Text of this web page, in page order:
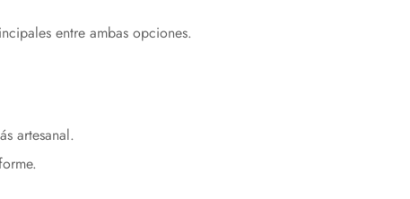
entre ambas opciones.
artesanal.